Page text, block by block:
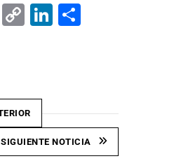
Facebook
CopyLinkedIn
SIGUIENTE NOTICIA